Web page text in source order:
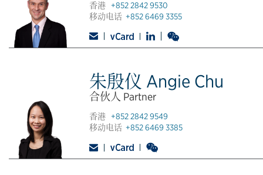
香港+852 2842 9530
移动电话+852 6469 3355
朱殷仪 Angie Chu
合伙人 Partner
香港+852 2842 9549
移动电话+852 6469 3385